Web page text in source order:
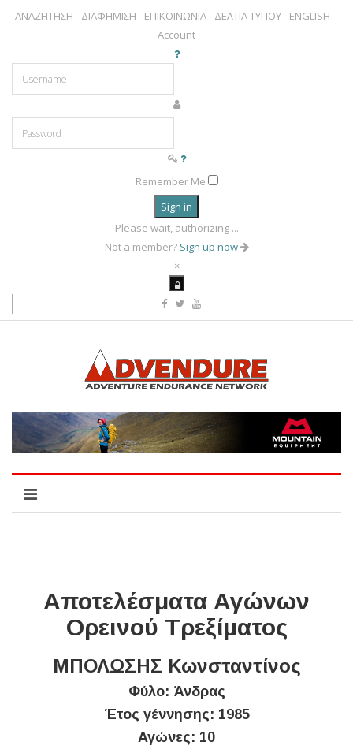
ΑΝΑΖΗΤΗΣΗ ΔΙΑΦΗΜΙΣΗ ΕΠΙΚΟΙΝΩΝΙΑ ΔΕΛΤΙΑ ΤΥΠΟΥ
ENGLISH
Account
Remember Me
Sign in
Please wait, authorizing ...
Not a member? Sign up now
×
Αποτελέσματα Αγώνων
Ορεινού Τρεξίματος
ΜΠΟΛΩΣΗΣ Κωνσταντίνος
Φύλο: Άνδρας
Έτος γέννησης: 1985
Αγώνες: 10